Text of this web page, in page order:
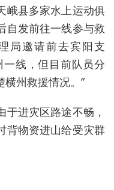
峨县多家水上运动俱
自发前往一线参与救
局邀请前去宾阳支
线，但目前队员分
州救援情况。”
进灾区路途不畅，
背物资进山给受灾群